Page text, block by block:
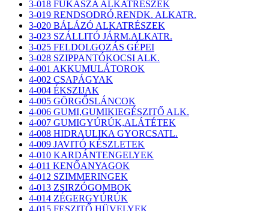
3-018 FŰKASZA ALKATRÉSZEK
3-019 RENDSODRÓ,RENDK. ALKATR.
3-020 BÁLÁZÓ ALKATRÉSZEK
3-023 SZÁLLITÓ JÁRM.ALKATR.
3-025 FELDOLGOZÁS GÉPEI
3-028 SZIPPANTÓKOCSI ALK.
4-001 AKKUMULÁTOROK
4-002 CSAPÁGYAK
4-004 ÉKSZIJAK
4-005 GÖRGŐSLÁNCOK
4-006 GUMI,GUMIKIEGÉSZITŐ ALK.
4-007 GUMIGYÚRÚK,ALÁTÉTEK
4-008 HIDRAULIKA GYORCSATL.
4-009 JAVITÓ KÉSZLETEK
4-010 KARDÁNTENGELYEK
4-011 KENŐANYAGOK
4-012 SZIMMERINGEK
4-013 ZSIRZÓGOMBOK
4-014 ZÉGERGYÚRÚK
4-015 FESZITŐ HÜVELYEK